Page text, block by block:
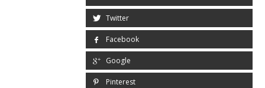
Twitter
Facebook
Google
Pinterest